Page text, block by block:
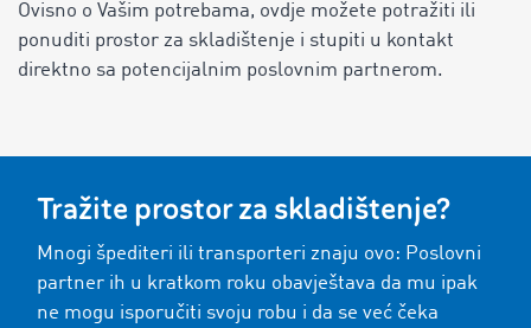
Ovisno o Vašim potrebama, ovdje možete potražiti ili
ponuditi prostor za skladištenje i stupiti u kontakt
direktno sa potencijalnim poslovnim partnerom.
Tražite prostor za skladištenje?
Mnogi špediteri ili transporteri znaju ovo: Poslovni
partner ih u kratkom roku obavještava da mu ipak
ne mogu isporučiti svoju robu i da se već čeka